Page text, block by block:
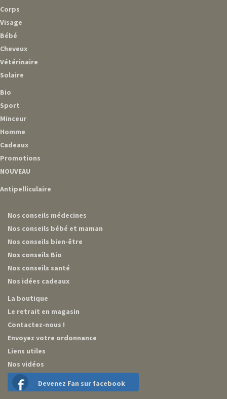
Corps
Visage
Bébé
Cheveux
Vétérinaire
Solaire
Bio
Sport
Minceur
Homme
Cadeaux
Promotions
NOUVEAU
Antipelliculaire
Nos conseils médecines
Nos conseils bébé et maman
Nos conseils bien-être
Nos conseils Bio
Nos conseils santé
Nos idées cadeaux
La boutique
Le retrait en magasin
Contactez-nous !
Envoyez votre ordonnance
Liens utiles
Nos vidéos
Devenez Fan sur facebook